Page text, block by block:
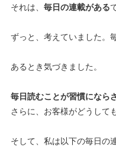
それは、毎日の連載がある
ずっと、考えていました。
あるとき気づきました。
毎日読むことが習慣になら
さらに、お客様がどうして
そして、私は以下の毎日の